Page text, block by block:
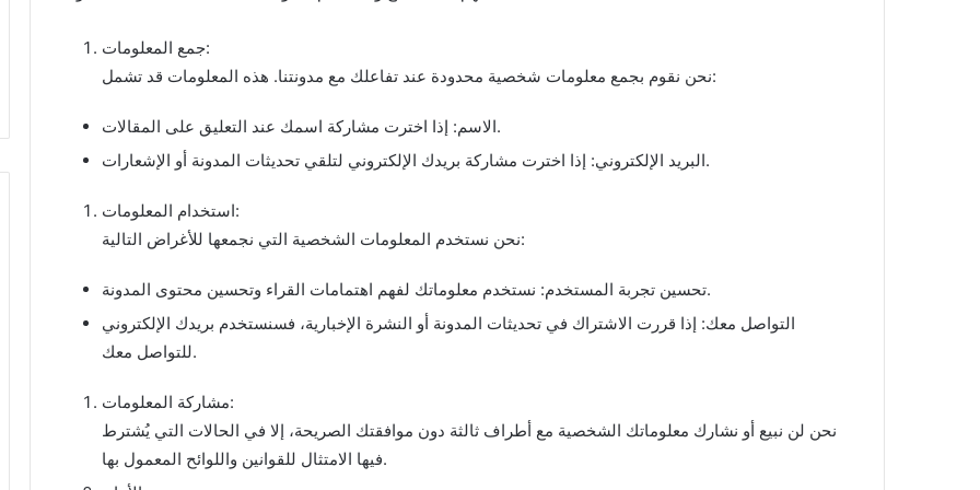
جمع المعلومات:
نحن نقوم بجمع معلومات شخصية محدودة عند تفاعلك مع مدونتنا. هذه المعلومات قد تشمل:
الاسم: إذا اخترت مشاركة اسمك عند التعليق على المقالات.
البريد الإلكتروني: إذا اخترت مشاركة بريدك الإلكتروني لتلقي تحديثات المدونة أو الإشعارات.
استخدام المعلومات:
نحن نستخدم المعلومات الشخصية التي نجمعها للأغراض التالية:
تحسين تجربة المستخدم: نستخدم معلوماتك لفهم اهتمامات القراء وتحسين محتوى المدونة.
التواصل معك: إذا قررت الاشتراك في تحديثات المدونة أو النشرة الإخبارية، فسنستخدم بريدك الإلكتروني
للتواصل معك.
مشاركة المعلومات:
نحن لن نبيع أو نشارك معلوماتك الشخصية مع أطراف ثالثة دون موافقتك الصريحة، إلا في الحالات التي يُشترط
فيها الامتثال للقوانين واللوائح المعمول بها.